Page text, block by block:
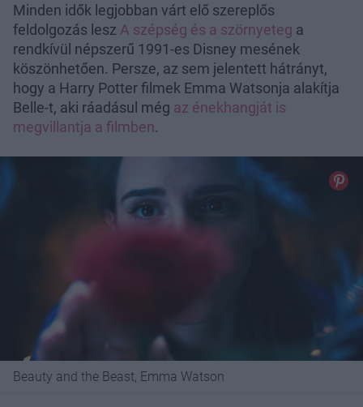
Minden idők legjobban várt elő szereplős
feldolgozás lesz A szépség és a szörnyeteg a
rendkívül népszerű 1991-es Disney mesének
köszönhetően. Persze, az sem jelentett hátrányt,
hogy a Harry Potter filmek Emma Watsonja alakítja
Belle-t, aki ráadásul még az énekhangját is
megvillantja a filmben.
Beauty and the Beast, Emma Watson